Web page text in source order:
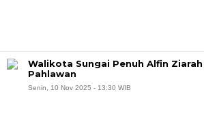
Walikota Sungai Penuh Alfin
Pahlawan
Senin, 10 Nov 2025 - 13:30 WIB